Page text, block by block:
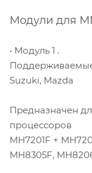
Модули для
• Модуль 1 .
Suzuki, Mazda
Предназначен
процессоров
MH7201F +
MH8305F,